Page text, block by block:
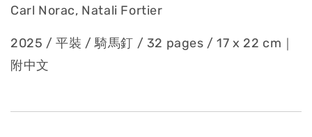
Carl Norac, Natali Fortier
2025 / 平裝 / 騎馬釘 / 32 pages / 17 x 22 cm｜
附中文